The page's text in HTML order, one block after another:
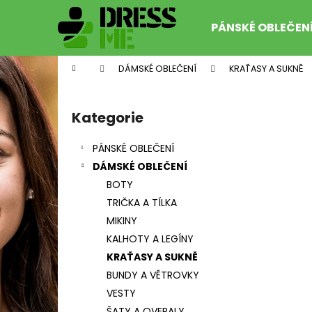
PÁNSKÉ
Domů DÁMSKÉ OBLEČENÍ KRAŤASY A SUKNĚ
t
r
a
n
n
í
p
a
n
Přeskočit
kategorie
Kategorie
PÁNSKÉ OBLEČENÍ
DÁMSKÉ OBLEČENÍ
BOTY
TRIČKA A TÍLKA
MIKINY
KALHOTY A LEGÍNY
KRAŤASY A SUKNĚ
BUNDY A VĚTROVKY
VESTY
í
k
Zpět
do
obchodu
Zpět
do
obchodu
KŠILTOVKA HORSEFEATHERS BUNK NAVY
399 Kč
Původně:649 Kč